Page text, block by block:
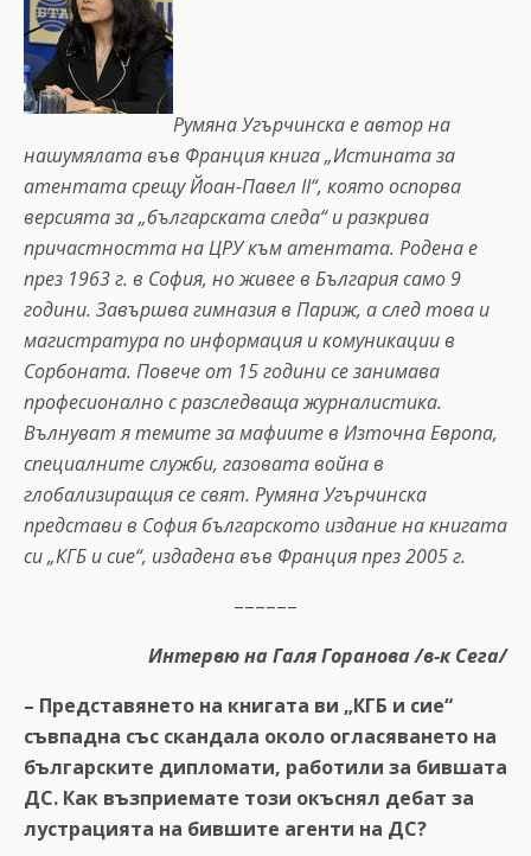
Румяна Угърчинска е автор на
нашумялата във Франция книга „Истината за
атентата срещу Йоан-Павел II“, която оспорва
версията за „българската следа“ и разкрива
причастността на ЦРУ към атентата. Родена е
през 1963 г. в София, но живее в България само 9
години. Завършва гимназия в Париж, а след това и
магистратура по информация и комуникации в
Сорбоната. Повече от 15 години се занимава
професионално с разследваща журналистика.
Вълнуват я темите за мафиите в Източна Европа,
специалните служби, газовата война в
глобализиращия се свят. Румяна Угърчинска
представи в София българското издание на книгата
си „КГБ и сие“, издадена във Франция през 2005 г.
––––––
Интервю на Галя Горанова /в-к Сега/
– Представянето на книгата ви „КГБ и сие“
съвпадна със скандала около огласяването на
българските дипломати, работили за бившата
ДС. Как възприемате този окъснял дебат за
лустрацията на бившите агенти на ДС?